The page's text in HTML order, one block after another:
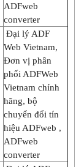
ADFweb
converter
Đại lý ADF
Web Vietnam,
Đơn vị phân
phối ADFWeb
Vietnam chính
hãng, bộ
chuyển đổi tín
hiệu ADFweb ,
ADFweb
converter